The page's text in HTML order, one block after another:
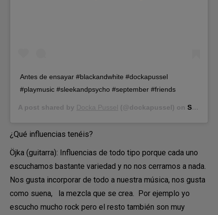
Antes de ensayar #blackandwhite #dockapussel
#playmusic #sleekandpsycho #september #friends
A post shared by Docka Pussel (@dockapussel) on Sep 3, 2015 at 2:03pm PDT
¿Qué influencias tenéis?
Öjka (guitarra): Influencias de todo tipo porque cada uno
escuchamos bastante variedad y no nos cerramos a nada.
Nos gusta incorporar de todo a nuestra música, nos gusta
como suena, la mezcla que se crea. Por ejemplo yo
escucho mucho rock pero el resto también son muy